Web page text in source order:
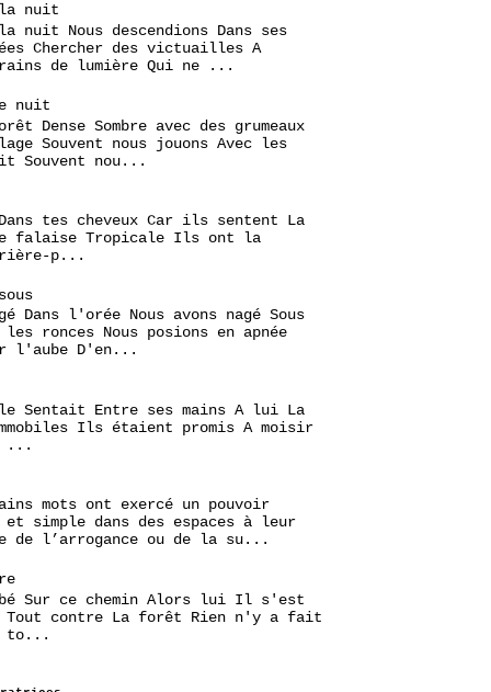
la nuit
nuit Nous descendions Dans ses
Chercher des victuailles A
de lumière Qui ne ...
nuit
Dense Sombre avec des grumeaux
Souvent nous jouons Avec les
Souvent nou...
tes cheveux Car ils sentent La
falaise Tropicale Ils ont la
p...
Dans l'orée Nous avons nagé Sous
ronces Nous posions en apnée
l'aube D'en...
Sentait Entre ses mains A lui La
Ils étaient promis A moisir
...
mots ont exercé un pouvoir
simple dans des espaces à leur
de l’arrogance ou de la su...
Sur ce chemin Alors lui Il s'est
Tout contre La forêt Rien n'y a fait
to...